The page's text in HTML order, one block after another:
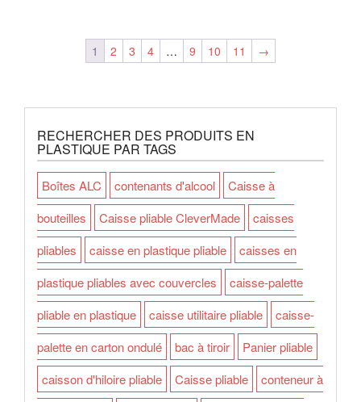
1 2 3 4 … 9 10 11 →
RECHERCHER DES PRODUITS EN
PLASTIQUE PAR TAGS
Boîtes ALC contenants d'alcool
Caisse à
bouteilles
Caisse pliable CleverMade
caisses
pliables
caisse en plastique pliable
caisses en
plastique pliables avec couvercles
caisse-palette
pliable en plastique
caisse utilitaire pliable
caisse-
palette en carton ondulé
bac à tiroir
Panier pliable
caisson d'hiloire pliable
Caisse pliable
conteneur à